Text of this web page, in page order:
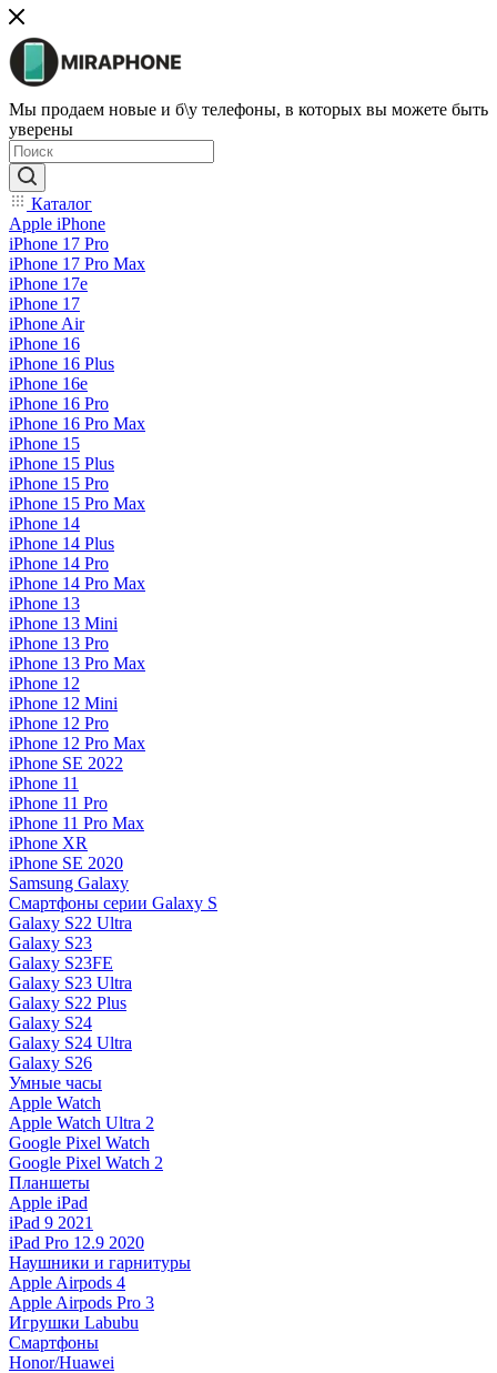
Мы продаем новые и б\у телефоны, в которых вы можете быть
уверены
Каталог
Apple iPhone
iPhone 17 Pro
iPhone 17 Pro Max
iPhone 17e
iPhone 17
iPhone Air
iPhone 16
iPhone 16 Plus
iPhone 16e
iPhone 16 Pro
iPhone 16 Pro Max
iPhone 15
iPhone 15 Plus
iPhone 15 Pro
iPhone 15 Pro Max
iPhone 14
iPhone 14 Plus
iPhone 14 Pro
iPhone 14 Pro Max
iPhone 13
iPhone 13 Mini
iPhone 13 Pro
iPhone 13 Pro Max
iPhone 12
iPhone 12 Mini
iPhone 12 Pro
iPhone 12 Pro Max
iPhone SE 2022
iPhone 11
iPhone 11 Pro
iPhone 11 Pro Max
iPhone XR
iPhone SE 2020
Samsung Galaxy
Смартфоны серии Galaxy S
Galaxy S22 Ultra
Galaxy S23
Galaxy S23FE
Galaxy S23 Ultra
Galaxy S22 Plus
Galaxy S24
Galaxy S24 Ultra
Galaxy S26
Умные часы
Apple Watch
Apple Watch Ultra 2
Google Pixel Watch
Google Pixel Watch 2
Планшеты
Apple iPad
iPad 9 2021
iPad Pro 12.9 2020
Наушники и гарнитуры
Apple Airpods 4
Apple Airpods Pro 3
Игрушки Labubu
Смартфоны
Honor/Huawei